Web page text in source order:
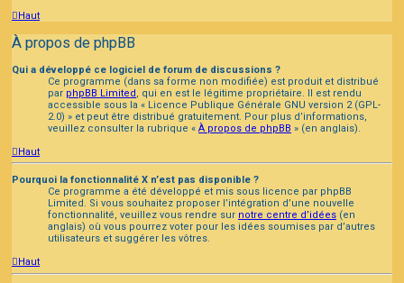
Haut
À propos de phpBB
Qui a développé ce logiciel de forum de discussions ?
Ce programme (dans sa forme non modifiée) est produit et distribué
par phpBB Limited , qui en est le légitime propriétaire. Il est rendu
accessible sous la « Licence Publique Générale GNU version 2 (GPL-
2.0) » et peut être distribué gratuitement. Pour plus d’informations,
veuillez consulter la rubrique « À propos de phpBB » (en anglais).
Haut
Pourquoi la fonctionnalité X n’est pas disponible ?
Ce programme a été développé et mis sous licence par phpBB
Limited. Si vous souhaitez proposer l’intégration d’une nouvelle
fonctionnalité, veuillez vous rendre sur notre centre d’idées (en
anglais) où vous pourrez voter pour les idées soumises par d’autres
utilisateurs et suggérer les vôtres.
Haut